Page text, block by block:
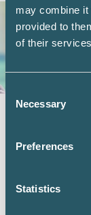
may combine it
provided to
of their
Consent
Selection
Necessary
Preferences
Statistics
Semester och
sommaren är
om vad som